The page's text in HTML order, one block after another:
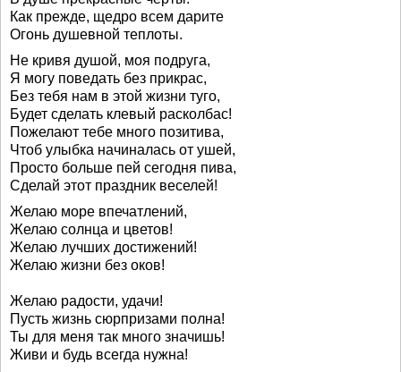
Как прежде, щедро всем дарите
Огонь душевной теплоты.
Не кривя душой, моя подруга,
Я могу поведать без прикрас,
Без тебя нам в этой жизни туго,
Будет сделать клевый расколбас!
Пожелают тебе много позитива,
Чтоб улыбка начиналась от ушей,
Просто больше пей сегодня пива,
Сделай этот праздник веселей!
Желаю море впечатлений,
Желаю солнца и цветов!
Желаю лучших достижений!
Желаю жизни без оков!
Желаю радости, удачи!
Пусть жизнь сюрпризами полна!
Ты для меня так много значишь!
Живи и будь всегда нужна!